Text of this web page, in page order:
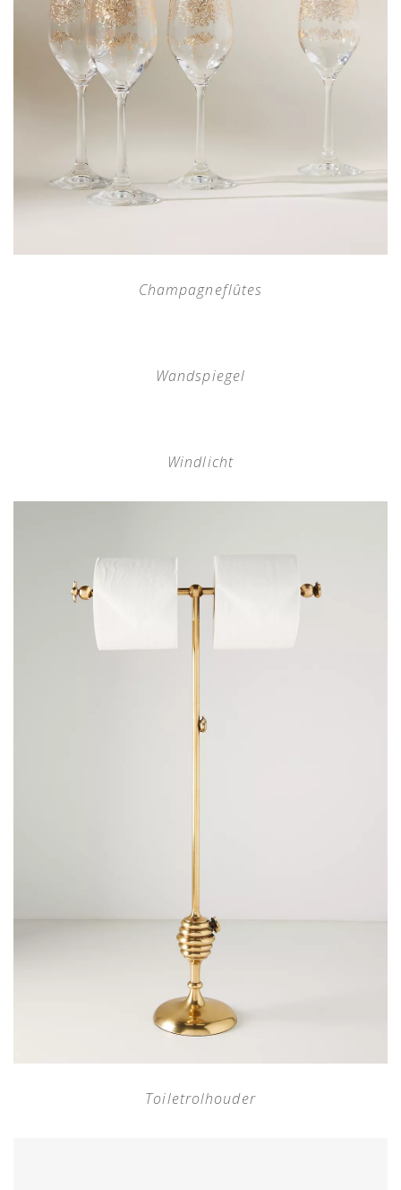
Champagneflûtes
Wandspiegel
Windlicht
Toiletrolhouder